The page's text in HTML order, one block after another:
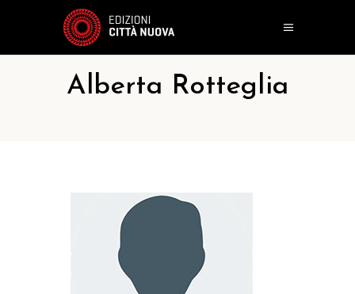
Alberta Rotteglia